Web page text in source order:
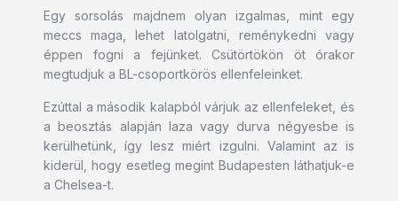
Egy sorsolás majdnem olyan izgalmas, mint egy
meccs maga, lehet latolgatni, reménykedni vagy
éppen fogni a fejünket. Csütörtökön öt órakor
megtudjuk a BL-csoportkörös ellenfeleinket.
Ezúttal a második kalapból várjuk az ellenfeleket, és
a beosztás alapján laza vagy durva négyesbe is
kerülhetünk, így lesz miért izgulni. Valamint az is
kiderül, hogy esetleg megint Budapesten láthatjuk-e
a Chelsea-t.